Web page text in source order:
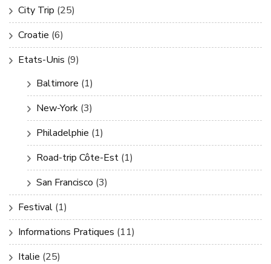
City Trip (25)
Croatie (6)
Etats-Unis (9)
Baltimore (1)
New-York (3)
Philadelphie (1)
Road-trip Côte-Est (1)
San Francisco (3)
Festival (1)
Informations Pratiques (11)
Italie (25)